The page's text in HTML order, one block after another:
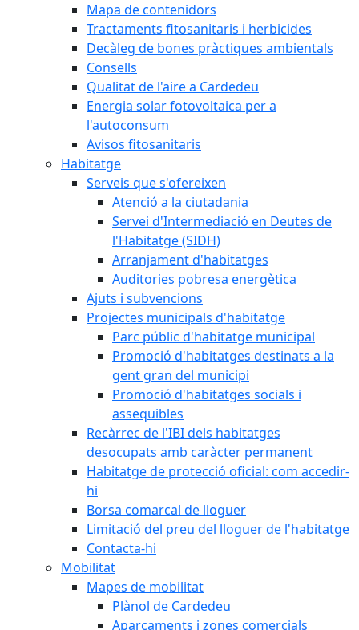
Mapa de contenidors
Tractaments fitosanitaris i herbicides
Decàleg de bones pràctiques ambientals
Consells
Qualitat de l'aire a Cardedeu
Energia solar fotovoltaica per a
l'autoconsum
Avisos fitosanitaris
Habitatge
Serveis que s'ofereixen
Atenció a la ciutadania
Servei d'Intermediació en Deutes de
l'Habitatge (SIDH)
Arranjament d'habitatges
Auditories pobresa energètica
Ajuts i subvencions
Projectes municipals d'habitatge
Parc públic d'habitatge municipal
Promoció d'habitatges destinats a la
gent gran del municipi
Promoció d'habitatges socials i
assequibles
Recàrrec de l'IBI dels habitatges
desocupats amb caràcter permanent
Habitatge de protecció oficial: com accedir-
hi
Borsa comarcal de lloguer
Limitació del preu del lloguer de l'habitatge
Contacta-hi
Mobilitat
Mapes de mobilitat
Plànol de Cardedeu
Aparcaments i zones comercials